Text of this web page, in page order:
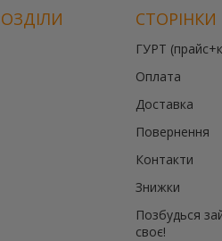
СТОРІНКИ
ГУРТ
Оплата
Доставка
Повернення
Контакти
Знижки
Позбудься
своє!